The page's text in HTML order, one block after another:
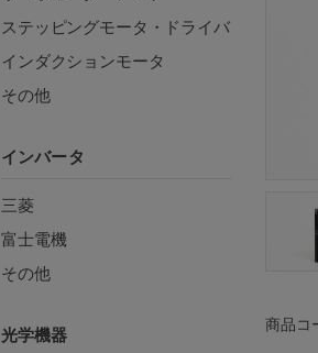
商品コ
ステッピングモータ・ドライバ
インダクションモータ
その他
インバータ
三菱
富士電機
その他
光学機器